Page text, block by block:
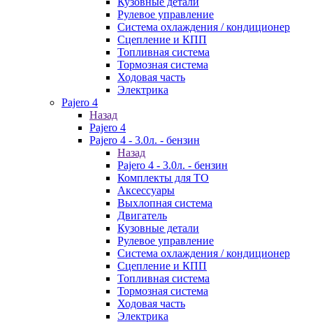
Рулевое управление
Система охлаждения / кондиционер
Сцепление и КПП
Топливная система
Тормозная система
Ходовая часть
Электрика
Pajero 4
Назад
Pajero 4
Pajero 4 - 3.0л. - бензин
Назад
Pajero 4 - 3.0л. - бензин
Комплекты для ТО
Аксессуары
Выхлопная система
Двигатель
Кузовные детали
Рулевое управление
Система охлаждения / кондиционер
Сцепление и КПП
Топливная система
Тормозная система
Ходовая часть
Электрика